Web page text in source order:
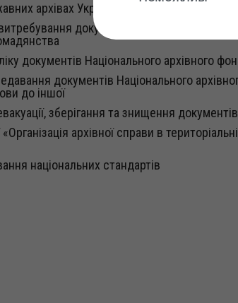
архівах України. Інструкція
документів соціально-
документів Національного архівного
документів Національного
до іншої
зберігання та знищення
архівної справи в
національних стандартів